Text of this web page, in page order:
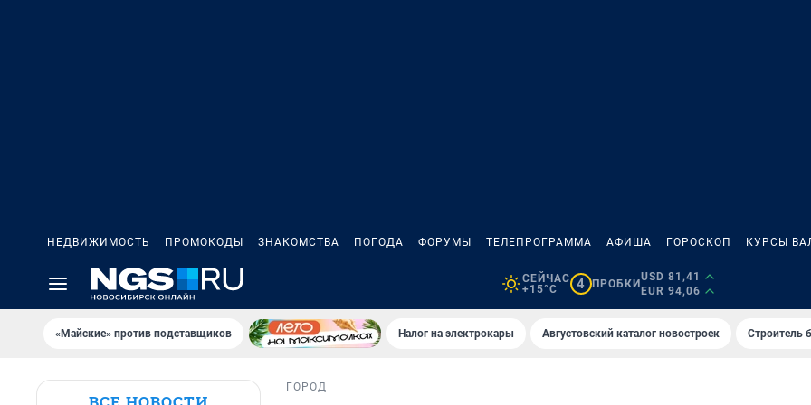
НЕДВИЖИМОСТЬ ПРОМОКОДЫ ЗНАКОМСТВА ПОГОДА ФОРУМЫ ТЕЛЕПРОГРАММА АФИША ГОРОСКОП КУРСЫ
СЕЙЧАС
+15°C
4 ПРОБКИ
USD 81,41
EUR 94,06
«Майские» против подставщиков Налог на электрокары Августовский каталог новостроек Строитель
ГОРОД